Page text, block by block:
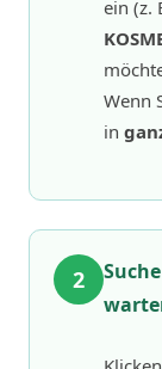
ein (z.
Wenn
in
2